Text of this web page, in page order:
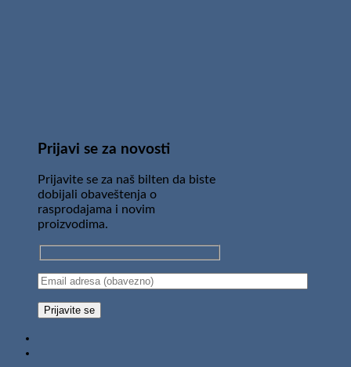
Prijavi se za novosti
Prijavite se za naš bilten da biste
dobijali obaveštenja o
rasprodajama i novim
proizvodima.